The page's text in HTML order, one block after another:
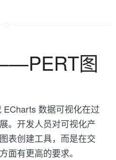
图
数据可视化在过
。开发人员对可视化产
表创建工具，而是在交
面有更高的要求。